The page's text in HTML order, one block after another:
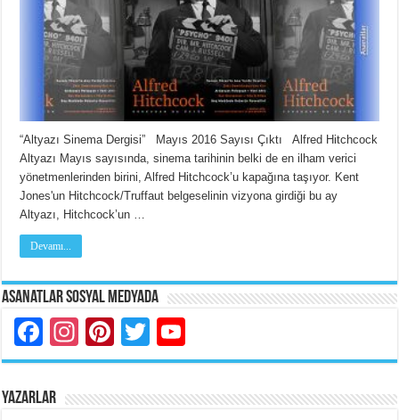
“Altyazı Sinema Dergisi” Mayıs 2016 Sayısı Çıktı Alfred Hitchcock
Altyazı Mayıs sayısında, sinema tarihinin belki de en ilham verici
yönetmenlerinden birini, Alfred Hitchcock’u kapağına taşıyor. Kent
Jones'un Hitchcock/Truffaut belgeselinin vizyona girdiği bu ay
Altyazı, Hitchcock’un …
Devamı...
Asanatlar Sosyal Medyada
Facebook
Instagram
Pinterest
Twitter
YAZARLAR